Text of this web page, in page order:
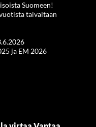
Suomeen!
taivaltaan
ja EM 2026